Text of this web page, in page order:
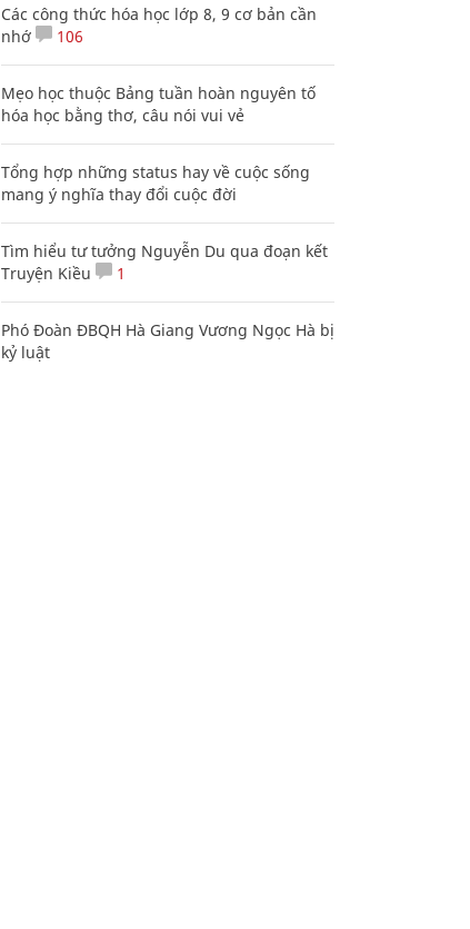
Các công thức hóa học lớp 8, 9 cơ bản cần
nhớ
106
Mẹo học thuộc Bảng tuần hoàn nguyên tố
hóa học bằng thơ, câu nói vui vẻ
Tổng hợp những status hay về cuộc sống
mang ý nghĩa thay đổi cuộc đời
Tìm hiểu tư tưởng Nguyễn Du qua đoạn kết
Truyện Kiều
1
Phó Đoàn ĐBQH Hà Giang Vương Ngọc Hà bị
kỷ luật